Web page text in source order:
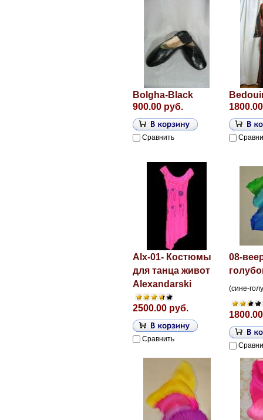
Bolgha-Black
900.00 руб.
Сравнить
Alx-01- Костюмы
для танца живот
Alexandarski
2500.00 руб.
Сравнить
08-
(сине-